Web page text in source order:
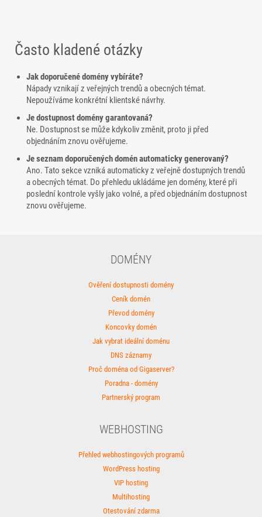
Často kladené otázky
Jak doporučené domény vybíráte?
Nápady vznikají z veřejných trendů a obecných témat.
Nepoužíváme konkrétní klientské návrhy.
Je dostupnost domény garantovaná?
Ne. Dostupnost se může kdykoliv změnit, proto ji před
objednáním znovu ověřujeme.
Je seznam doporučených domén automaticky generovaný?
Ano. Tato sekce vzniká automaticky z veřejně dostupných trendů
a obecných témat. Do přehledu ukládáme jen domény, které při
poslední kontrole vyšly jako volné, a před objednáním dostupnost
znovu ověřujeme.
DOMÉNY
Ověření dostupnosti domény
Ceník domén
Převod domény
Koncovky domén
Jak vybrat ideální doménu
DNS záznamy
Proč doména od Gigaserver?
Poradna - domény
Partnerský program
WEBHOSTING
Přehled webhostingových programů
WordPress hosting
VIP hosting
Multihosting
Otestování zdarma